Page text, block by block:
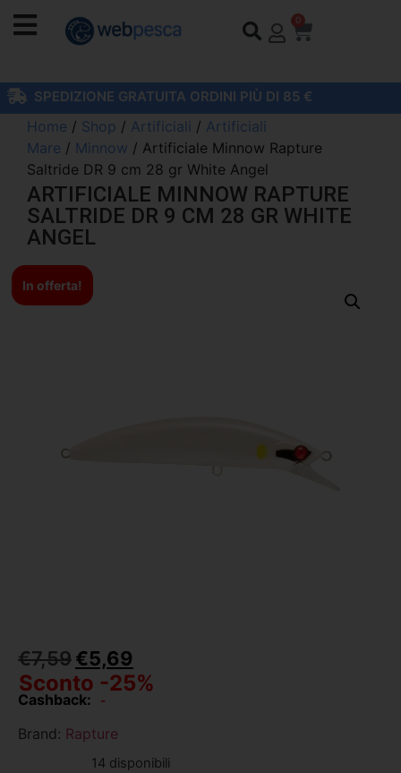
0
SPEDIZIONE GRATUITA ORDINI PIÙ DI 85 €
Home / Shop / Artificiali / Artificiali
Mare / Minnow / Artificiale Minnow Rapture
Saltride DR 9 cm 28 gr White Angel
ARTIFICIALE MINNOW RAPTURE
SALTRIDE DR 9 CM 28 GR WHITE
ANGEL
In offerta!
€7,59€5,69
Sconto -25%
Cashback: -
Brand: Rapture
14 disponibili